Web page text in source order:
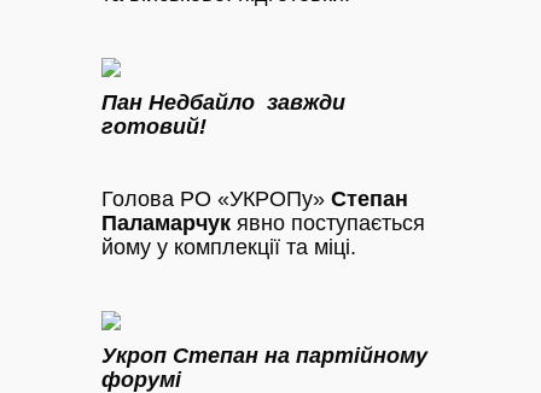
Пан Недбайло завжди
готовий!
Голова РО «УКРОПу» Степан
Паламарчук явно поступається
йому у комплекції та міці.
Укроп Степан на партійному
форумі